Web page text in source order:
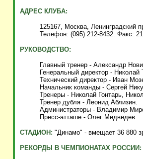
АДРЕС КЛУБА:
125167, Москва, Ленинградский
Телефон: (095) 212-8432. Факс:
РУКОВОДСТВО:
Главный тренер - Александр
Генеральный директор - Николай
Технический директор - Иван
Начальник команды - Сергей
Тренеры - Николай Гонтарь,
Тренер дубля - Леонид Аблизин.
Администраторы - Владимир
Пресс-атташе - Олег Медведев.
СТАДИОН: "Динамо" - вмещает 36 880
РЕКОРДЫ В ЧЕМПИОНАТАХ РОССИИ: